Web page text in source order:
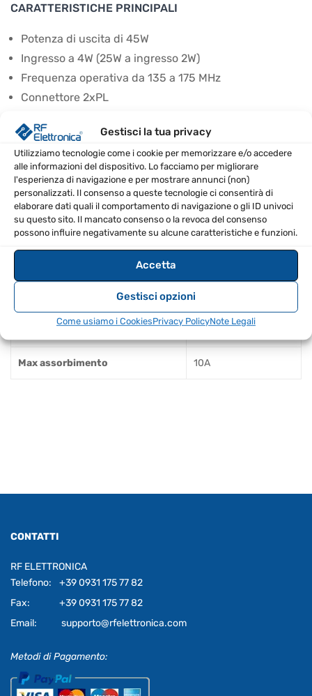
Gestisci la tua privacy
Utilizziamo tecnologie come i cookie per memorizzare e/o accedere
alle informazioni del dispositivo. Lo facciamo per migliorare
l'esperienza di navigazione e per mostrare annunci (non)
personalizzati. Il consenso a queste tecnologie ci consentirà di
elaborare dati quali il comportamento di navigazione o gli ID univoci
su questo sito. Il mancato consenso o la revoca del consenso
possono influire negativamente su alcune caratteristiche e funzioni.
Accetta
Gestisci opzioni
Come usiamo i CookiesPrivacy PolicyNote Legali
CARATTERISTICHE PRINCIPALI
Potenza di uscita di 45W
Ingresso a 4W (25W a ingresso 2W)
Frequenza operativa da 135 a 175 MHz
Connettore 2xPL
Massimo assorbimento di 10A
SPECIFICHE TECNICHE
EAN 8670000862384
Potenza di uscita 45W
2xPL
Max assorbimento 10A
CONTATTI
RF ELETTRONICA
Telefono:
+39 0931 175 77 82
Fax:
+39 0931 175 77 82
Email:
supporto@rfelettronica.com
Metodi di Pagamento: